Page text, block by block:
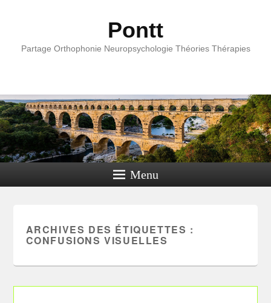
Pontt
Partage Orthophonie Neuropsychologie Théories Thérapies
Menu
ARCHIVES DES ÉTIQUETTES :
CONFUSIONS VISUELLES